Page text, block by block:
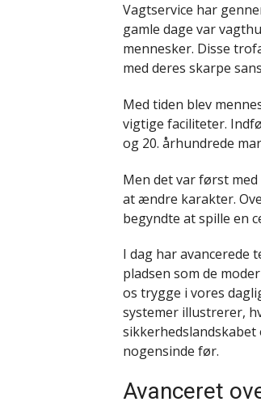
Vagtservice har
gamle dage var
mennesker. Disse
med deres skarpe
Med tiden blev
vigtige faciliteter.
og 20. århundrede
Men det var først
at ændre karakter.
begyndte at spille en
I dag har
pladsen som de
os trygge i vores
systemer illustrerer,
nogensinde før.
Avanceret